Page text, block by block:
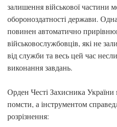
залишення військової частини
обороноздатності держави.
повинен автоматично
військовослужбовців, які не
від служби та весь цей час
виконання завдань.
Орден Честі Захисника
помсти, а інструментом
розрізнення: